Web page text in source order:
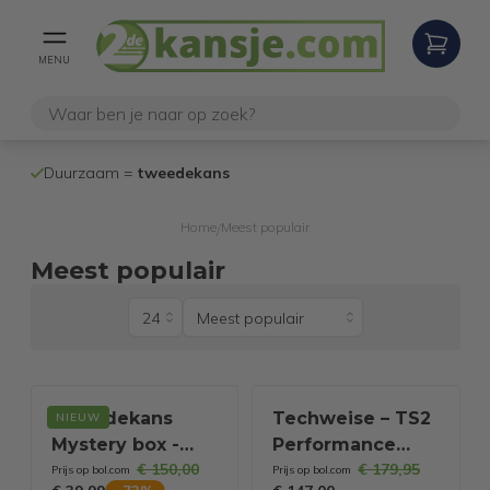
MENU
Duurzaam = tweedekans
Home Meest populair
Meest populair
NIEUW
Tweedekans
Mystery box -
t.w.v 150 euro
Prijs op bol.com € 150,00
Techweise – TS2
Performance
Stoomreiniger –
Prijs op bol.com € 179,95